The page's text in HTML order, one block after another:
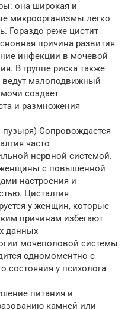
она широкая и
микроорганизмы легко
Гораздо реже цистит
причина развития
инфекции в мочевой
В группе риска также
малоподвижный
создает
и размножения
Сопровождается
часто
нервной системой.
женщины с повышенной
настроения и
Цисталгия
у женщин, которые
причинам избегают
данных
мочеполовой системы
одномоментно с
состояния у психолога
питания и
камней или